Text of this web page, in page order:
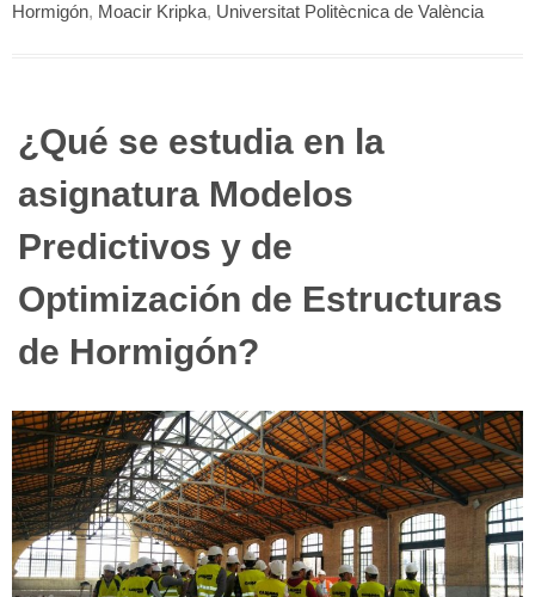
Hormigón, Moacir Kripka, Universitat Politècnica de València
¿Qué se estudia en la
asignatura Modelos
Predictivos y de
Optimización de Estructuras
de Hormigón?